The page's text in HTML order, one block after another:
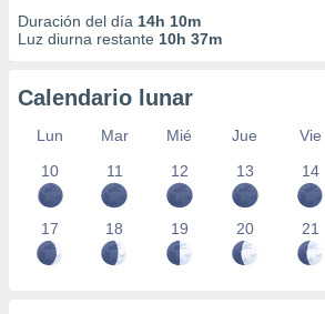
Duración del día 14h 10m
Luz diurna restante 10h 37m
Calendario lunar
Lun Mar Mié Jue Vie
10
11 12 13 14
17 18 19 20 21